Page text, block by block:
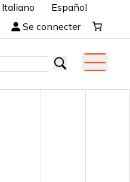
Italiano
Español
Se connecter